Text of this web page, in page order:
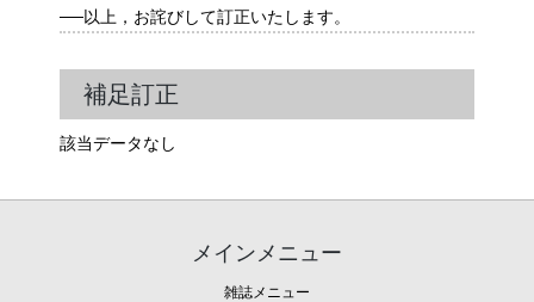
──以上，お詫びして訂正いたします。
補足訂正
該当データなし
メインメニュー
雑誌メニュー